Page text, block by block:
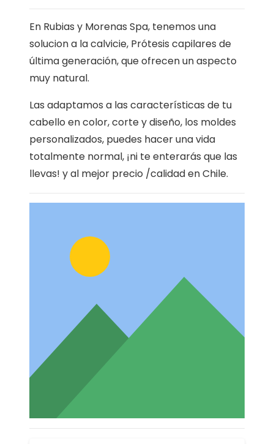
En Rubias y Morenas Spa, tenemos una
solucion a la calvicie, Prótesis capilares de
última generación, que ofrecen un aspecto
muy natural.
Las adaptamos a las características de tu
cabello en color, corte y diseño, los moldes
personalizados, puedes hacer una vida
totalmente normal, ¡ni te enterarás que las
llevas! y al mejor precio /calidad en Chile.